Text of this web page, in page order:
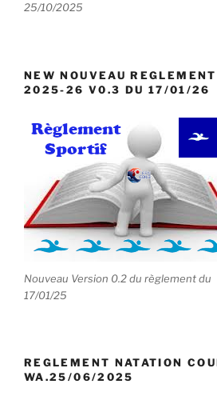
25/10/2025
NEW NOUVEAU
2025-26 V0.3 DU 17/01/26
Nouveau Version 0.2 du règlement du
17/01/25
REGLEMENT NATATION
WA.25/06/2025